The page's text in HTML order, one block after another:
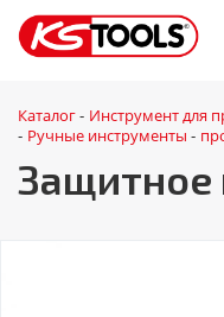
Каталог - Инструмент для
- Ручные инструменты -
Защитное